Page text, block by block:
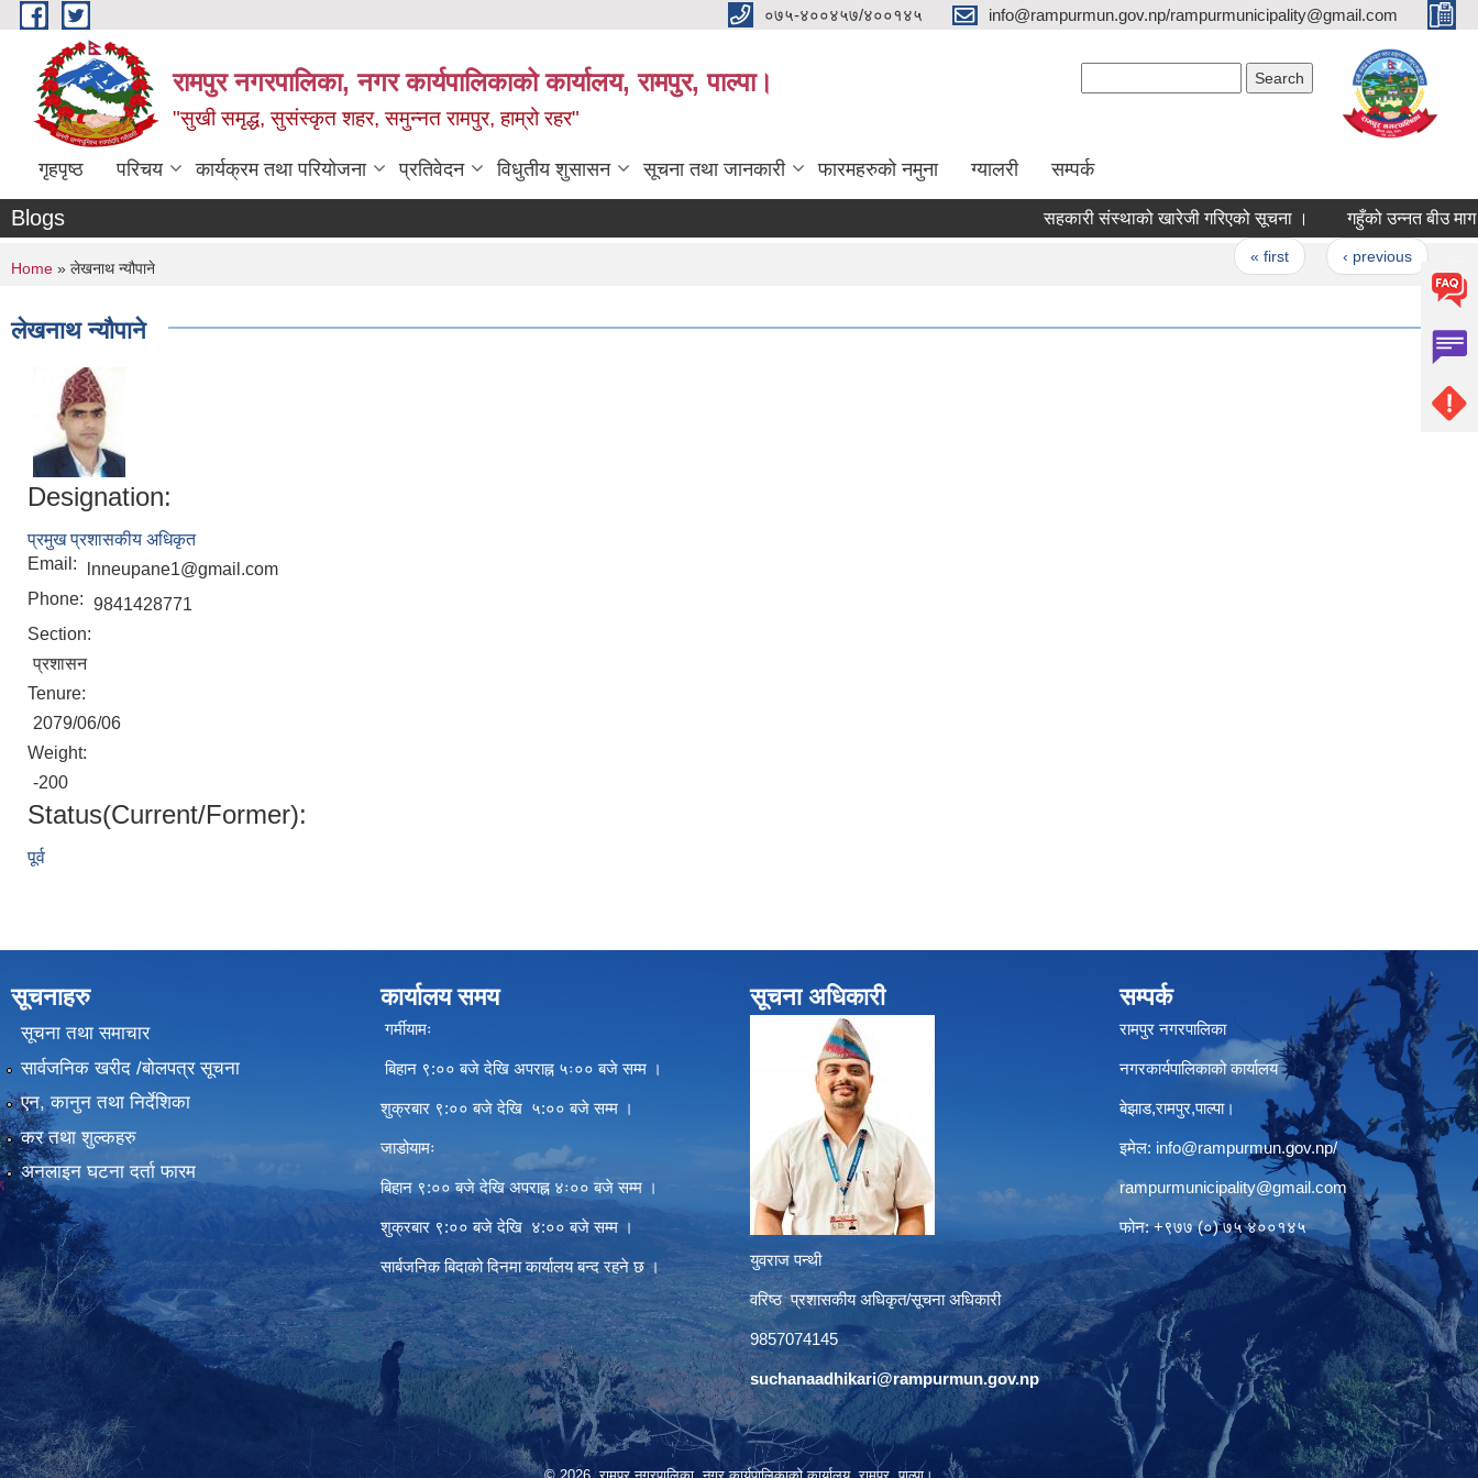
Skip to main content ०७५-४००४५७/४००१४५ info@rampurmun.gov.np/rampurmunicipality@gmail.com
रामपुर नगरपालिका, नगर कार्यपालिकाको कार्यालय, रामपुर, पाल्पा।
"सुखी समृद्ध, सुसंस्कृत शहर, समुन्नत रामपुर, हाम्रो रहर"
गृहपृष्ठ परिचय कार्यक्रम तथा परियोजना प्रतिवेदन विधुतीय शुसासन सूचना तथा जानकारी फारमहरुको नमुना ग्यालरी सम्पर्क
Blogs सहकारी संस्थाको खारेजी गरिएको सूचना । गहुँको उन्नत बीउ माग
« first ‹ previous
You are here
Home » लेखनाथ न्यौपाने
लेखनाथ न्यौपाने
Designation:
प्रमुख प्रशासकीय अधिकृत
Email:
lnneupane1@gmail.com
Phone: 9841428771
Section:
प्रशासन
Tenure:
2079/06/06
Weight:
-200
Status(Current/Former):
पूर्व
सूचनाहरु
सूचना तथा समाचार
सार्वजनिक खरीद /बोलपत्र सूचना
एन, कानुन तथा निर्देशिका
कर तथा शुल्कहरु
अनलाइन घटना दर्ता फारम
कार्यालय समय
गर्मीयामः
बिहान ९:०० बजे देखि अपराह्न ५ः०० बजे सम्म ।
शुक्रबार ९:०० बजे देखि ५:०० बजे सम्म ।
जाडोयामः
बिहान ९:०० बजे देखि अपराह्न ४ः०० बजे सम्म ।
शुक्रबार ९:०० बजे देखि ४:०० बजे सम्म ।
सार्बजनिक बिदाको दिनमा कार्यालय बन्द रहने छ ।
सूचना अधिकारी
युवराज पन्थी
वरिष्ठ प्रशासकीय अधिकृत/सूचना अधिकारी
9857074145
suchanaadhikari@rampurmun.gov.np
सम्पर्क
रामपुर नगरपालिका
नगरकार्यपालिकाको कार्यालय
बेझाड,रामपुर,पाल्पा।
इमेल: info@rampurmun.gov.np/
rampurmunicipality@gmail.com
फोन: +९७७ (०) ७५ ४००१४५